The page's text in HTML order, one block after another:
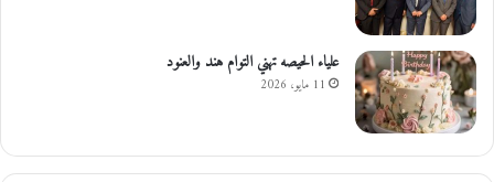
علياء الحيصه تهني التوام هند والعنود
11 مايو، 2026